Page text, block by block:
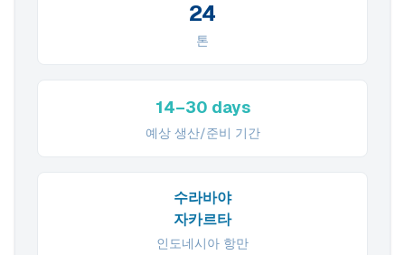
24
톤
14–30 days
예상 생산/준비 기간
수라바야
자카르타
인도네시아 항만